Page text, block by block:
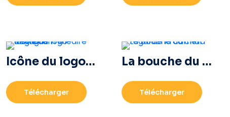
Icône du logo Instagram linéaire dégradé
Télécharger
La bouche du char regarde la caméra
Télécharger